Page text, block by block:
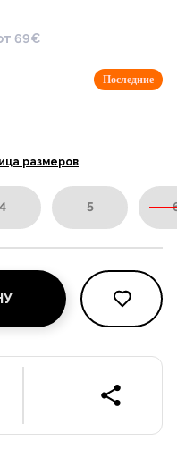
69€
Последние
размеров
4 5